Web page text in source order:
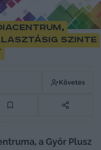
szinte
Követés
a Győr Plusz